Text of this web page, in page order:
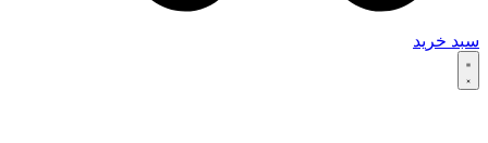
سبد خرید